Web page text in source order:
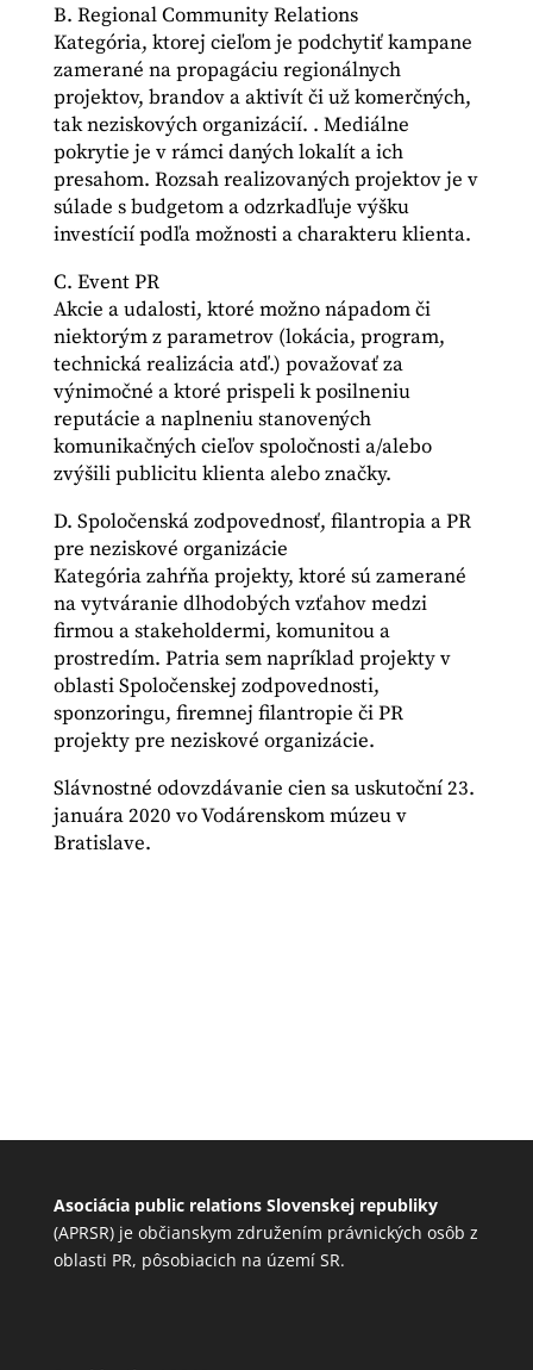
B. Regional Community Relations
Kategória, ktorej cieľom je podchytiť kampane
zamerané na propagáciu regionálnych
projektov, brandov a aktivít či už komerčných,
tak neziskových organizácií. . Mediálne
pokrytie je v rámci daných lokalít a ich
presahom. Rozsah realizovaných projektov je v
súlade s budgetom a odzrkadľuje výšku
investícií podľa možnosti a charakteru klienta.
C. Event PR
Akcie a udalosti, ktoré možno nápadom či
niektorým z parametrov (lokácia, program,
technická realizácia atď.) považovať za
výnimočné a ktoré prispeli k posilneniu
reputácie a naplneniu stanovených
komunikačných cieľov spoločnosti a/alebo
zvýšili publicitu klienta alebo značky.
D. Spoločenská zodpovednosť, filantropia a PR
pre neziskové organizácie
Kategória zahŕňa projekty, ktoré sú zamerané
na vytváranie dlhodobých vzťahov medzi
firmou a stakeholdermi, komunitou a
prostredím. Patria sem napríklad projekty v
oblasti Spoločenskej zodpovednosti,
sponzoringu, firemnej filantropie či PR
projekty pre neziskové organizácie.
Slávnostné odovzdávanie cien sa uskutoční 23.
januára 2020 vo Vodárenskom múzeu v
Bratislave.
Asociácia public relations Slovenskej republiky
(APRSR) je občianskym združením právnických osôb z
oblasti PR, pôsobiacich na území SR.